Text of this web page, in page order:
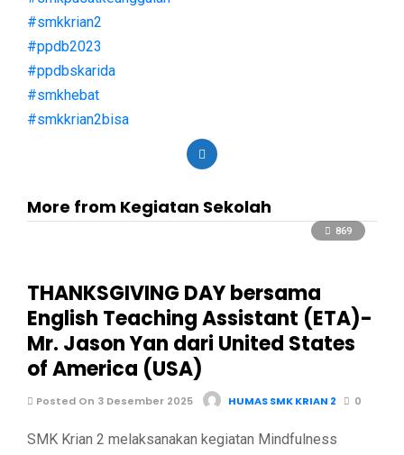
#smkkrian2
#ppdb2023
#ppdbskarida
#smkhebat
#smkkrian2bisa
More from Kegiatan Sekolah
869
THANKSGIVING DAY bersama
English Teaching Assistant (ETA)-
Mr. Jason Yan dari United States
of America (USA)
Posted On 3 Desember 2025 HUMAS SMK KRIAN 2 0
SMK Krian 2 melaksanakan kegiatan Mindfulness